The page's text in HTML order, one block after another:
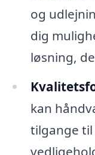
og
dig
løsning,
kan
tilgange